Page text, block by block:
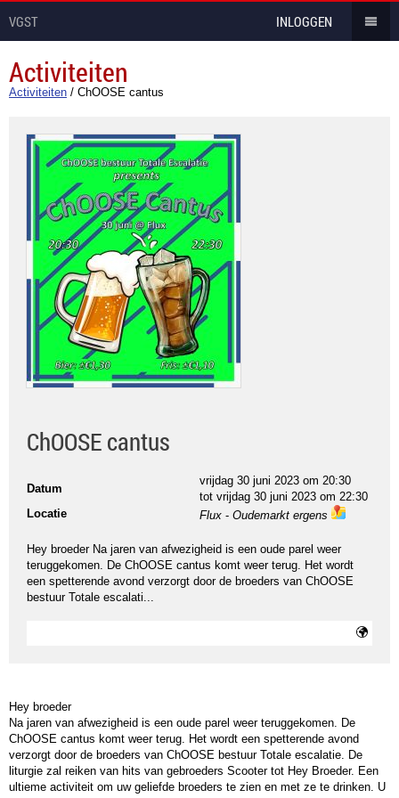
VGST INLOGGEN
Activiteiten
Activiteiten / ChOOSE cantus
ChOOSE cantus
Datum
vrijdag 30 juni 2023 om 20:30
tot vrijdag 30 juni 2023 om 22:30
Locatie
Flux - Oudemarkt ergens
Hey broeder Na jaren van afwezigheid is een oude parel weer
teruggekomen. De ChOOSE cantus komt weer terug. Het wordt
een spetterende avond verzorgt door de broeders van ChOOSE
bestuur Totale escalati...
Hey broeder
Na jaren van afwezigheid is een oude parel weer teruggekomen. De
ChOOSE cantus komt weer terug. Het wordt een spetterende avond
verzorgt door de broeders van ChOOSE bestuur Totale escalatie. De
liturgie zal reiken van hits van gebroeders Scooter tot Hey Broeder. Een
ultieme activiteit om uw geliefde broeders te zien en met ze te drinken. U